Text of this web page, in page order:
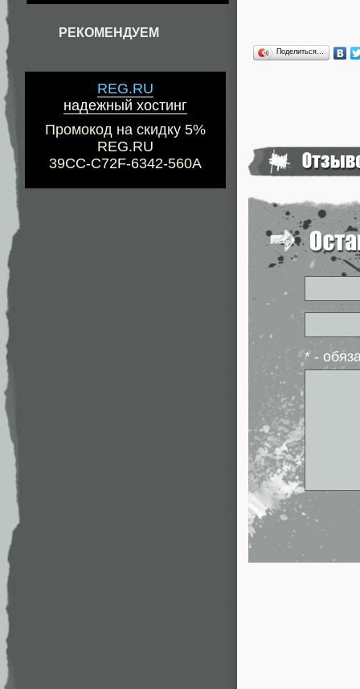
РЕКОМЕНДУЕМ
REG.RU
надежный хостинг
Промокод на скидку 5%
REG.RU
39CC-C72F-6342-560A
Поделиться…
* -